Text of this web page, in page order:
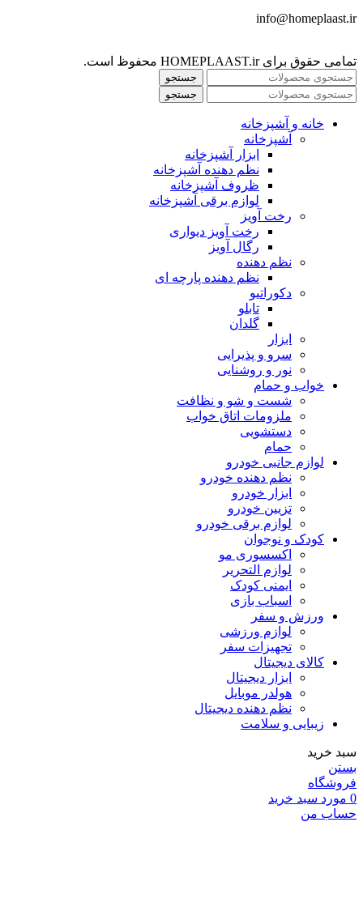
info@homeplaast.ir
تمامی حقوق برای HOMEPLAAST.ir محفوظ است.
جستجو
جستجو
خانه و آشپزخانه
آشپزخانه
ابزار آشپزخانه
نظم دهنده آشپزخانه
ظروف آشپزخانه
لوازم برقی آشپزخانه
رخت آویز
رخت آویز دیواری
رگال آویز
نظم دهنده
نظم دهنده پارچه ای
دکوراتیو
تابلو
گلدان
ابزار
سرو و پذیرایی
نور و روشنایی
خواب و حمام
شست و شو و نظافت
ملزومات اتاق خواب
دستشویی
حمام
لوازم جانبی خودرو
نظم دهنده خودرو
ابزار خودرو
تزیین خودرو
لوازم برقی خودرو
کودک و نوجوان
اکسسوری مو
لوازم التحریر
ایمنی کودک
اسباب بازی
ورزش و سفر
لوازم ورزشی
تجهیزات سفر
کالای دیجیتال
ابزار دیجیتال
هولدر موبایل
نظم دهنده دیجیتال
زیبایی و سلامت
سبد خرید
بستن
فروشگاه
0 مورد سبد خرید
حساب من